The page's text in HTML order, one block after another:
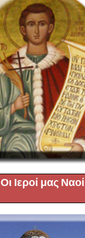
Οι Ιεροί μας Ναοί